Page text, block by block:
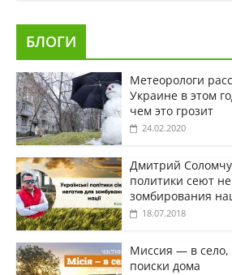
БЛОГИ
Метеорологи
Украине в этом
чем это грозит
24.02.2020
Дмитрий
политики сеют
зомбирования
18.07.2018
Миссия — в село,
поиски дома